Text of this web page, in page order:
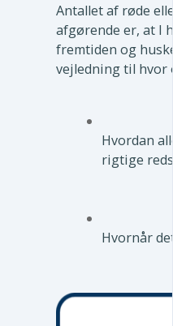
Antallet af røde
afgørende er, at I
fremtiden og
vejledning til hvor
Hvordan
rigtige
Hvornår